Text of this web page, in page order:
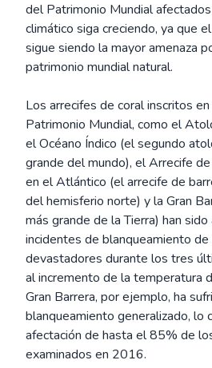
del Patrimonio Mundial
climático siga creciendo, ya que
sigue siendo la mayor amenaza
patrimonio mundial natural.
Los arrecifes de coral inscritos
Patrimonio Mundial, como el
el Océano Índico (el segundo
grande del mundo), el Arrecife
en el Atlántico (el arrecife de
del hemisferio norte) y la Gran
más grande de la Tierra) han
incidentes de blanqueamiento
devastadores durante los tres
al incremento de la temperatura
Gran Barrera, por ejemplo, ha
blanqueamiento generalizado, lo
afectación de hasta el 85% de
examinados en 2016.